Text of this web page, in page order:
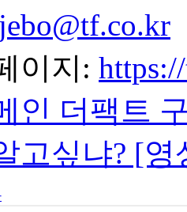
jebo@tf.co.kr
이지:
인 더팩트
고싶냐? [